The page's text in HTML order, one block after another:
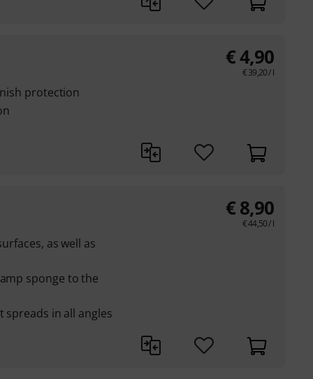
protection
€4,90
€39,20/ l
as well as
sponge to the
spreads in all angles
€8,90
€44,50/ l